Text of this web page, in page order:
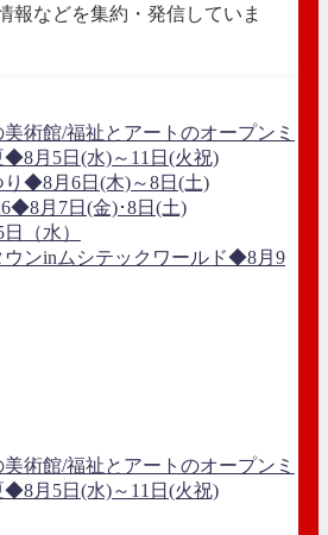
報などを集約・発信していま
術館/福祉とアートのオープンミ
◆8月5日(水)～11日(火祝)
り◆8月6日(木)～8日(土)
月7日(金)･8日(土)
（水）
ウンinムシテックワールド◆8月9
術館/福祉とアートのオープンミ
◆8月5日(水)～11日(火祝)